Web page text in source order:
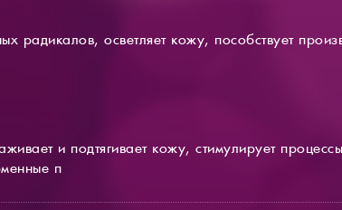
радикалов, осветляет кожу, пособствует
и подтягивает кожу, стимулирует
п